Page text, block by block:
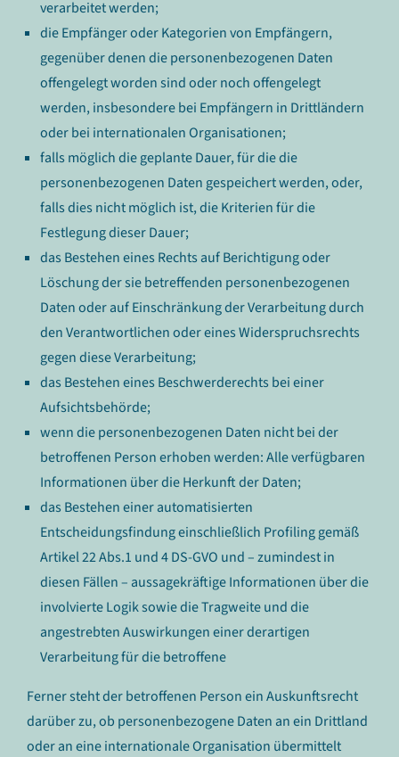
verarbeitet werden;
die Empfänger oder Kategorien von Empfängern,
gegenüber denen die personenbezogenen Daten
offengelegt worden sind oder noch offengelegt
werden, insbesondere bei Empfängern in Drittländern
oder bei internationalen Organisationen;
falls möglich die geplante Dauer, für die die
personenbezogenen Daten gespeichert werden, oder,
falls dies nicht möglich ist, die Kriterien für die
Festlegung dieser Dauer;
das Bestehen eines Rechts auf Berichtigung oder
Löschung der sie betreffenden personenbezogenen
Daten oder auf Einschränkung der Verarbeitung durch
den Verantwortlichen oder eines Widerspruchsrechts
gegen diese Verarbeitung;
das Bestehen eines Beschwerderechts bei einer
Aufsichtsbehörde;
wenn die personenbezogenen Daten nicht bei der
betroffenen Person erhoben werden: Alle verfügbaren
Informationen über die Herkunft der Daten;
das Bestehen einer automatisierten
Entscheidungsfindung einschließlich Profiling gemäß
Artikel 22 Abs.1 und 4 DS-GVO und – zumindest in
diesen Fällen – aussagekräftige Informationen über die
involvierte Logik sowie die Tragweite und die
angestrebten Auswirkungen einer derartigen
Verarbeitung für die betroffene
Ferner steht der betroffenen Person ein Auskunftsrecht
darüber zu, ob personenbezogene Daten an ein Drittland
oder an eine internationale Organisation übermittelt